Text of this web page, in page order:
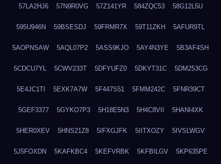
57LA2HJ6 57N9R0VG 57Z141YR 584ZQC53 58G12L5U
595U946N 59BSESDJ 59FRMR7X 59T11ZKH 5AFUR9TL
5AOPNSAW 5AQL07P2 5ASS9KJO 5AY4N3YE 5B3AF4SH
5CDCU7YL 5CWV233T 5DFYUFZ0 5DKYT31C 5DM253CG
5E4JC1TI 5EXK7A7W 5F447S51 5FMM242C 5FNR39CT
5GEF3377 5GYKO7P3 5H18E5N3 5H4C8VII 5HANI4XK
5HER0XEV 5HNS21Z8 5IFXGJFK 5IITXOZY 5IVSLWGV
5J5FOXDN 5KAFKBC4 5KEFVRBK 5KFBILGV 5KP635PE